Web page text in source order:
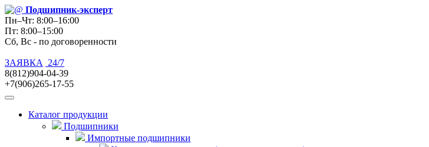
Подшипник-эксперт
Пн–Чт: 8:00–16:00
Пт: 8:00–15:00
Сб, Вс - по договоренности
ЗАЯВКА
24/7
8(812)904-04-39
+7(906)265-17-55
Каталог продукции
Подшипники
Импортные подшипники